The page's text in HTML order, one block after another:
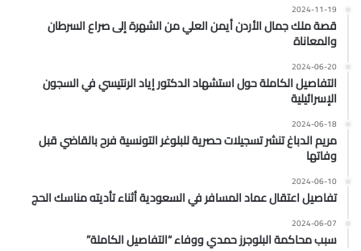
2024-11-19
قصة ملك جمال الأردن أيمن العلي من الشهرة إلى صراع السرطان
والمعاناة
2024-06-20
التفاصيل الكاملة حول استشهاد الدكتور إياد الرنتيسي في السجون
الإسرائيلية
2024-06-18
مريم الدباغ تنشر تسجيلات حصرية للبلوغر التونسية فرح بالقاضي قبل
وفاتها
2024-06-10
تفاصيل اعتقال عماد المسافر في السعودية أثناء تأديته مناسك الحج
2024-06-07
سبب محاكمة البلوجرز حمدي ووفاء “التفاصيل الكاملة”